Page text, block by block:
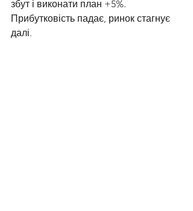
збут і виконати план +5%.
Прибутковість падає, ринок стагнує
далі.